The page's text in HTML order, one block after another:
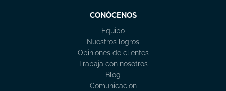
CONÓCENOS
Equipo
Nuestros logros
Opiniones de clientes
Trabaja con nosotros
Blog
Comunicación